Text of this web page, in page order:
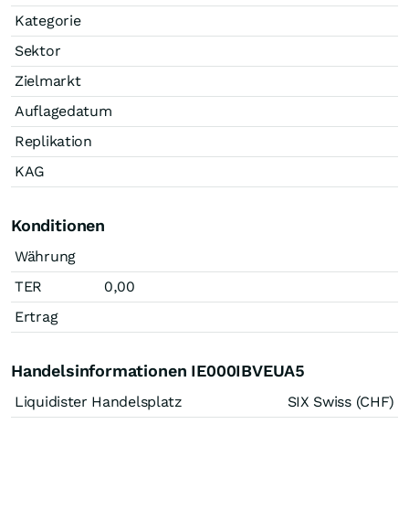
Kategorie
Sektor
Zielmarkt
Auflagedatum
Replikation
KAG
Konditionen
Währung
TER
0,00
Ertrag
Handelsinformationen IE000IBVEUA5
Liquidister Handelsplatz SIX Swiss (CHF)